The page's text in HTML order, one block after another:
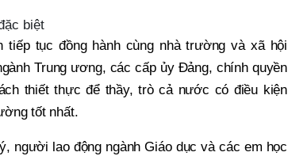
biệt
tục đồng hành cùng nhà trường và xã hội
Trung ương, các cấp ủy Đảng, chính quyền
thiết thực để thầy, trò cả nước có điều kiện
tốt nhất.
người lao động ngành Giáo dục và các em học